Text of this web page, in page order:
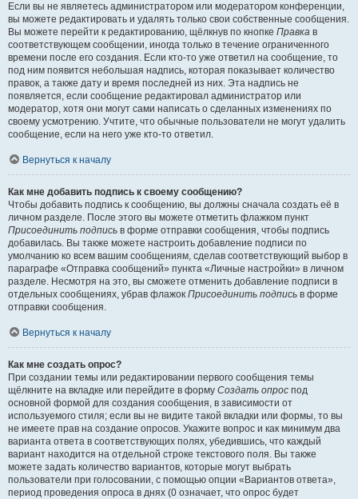
Если вы не являетесь администратором или модератором конференции,
вы можете редактировать и удалять только свои собственные сообщения.
Вы можете перейти к редактированию, щёлкнув по кнопке Правка в
соответствующем сообщении, иногда только в течение ограниченного
времени после его создания. Если кто-то уже ответил на сообщение, то
под ним появится небольшая надпись, которая показывает количество
правок, а также дату и время последней из них. Эта надпись не
появляется, если сообщение редактировал администратор или
модератор, хотя они могут сами написать о сделанных изменениях по
своему усмотрению. Учтите, что обычные пользователи не могут удалить
сообщение, если на него уже кто-то ответил.
Вернуться к началу
Как мне добавить подпись к своему сообщению?
Чтобы добавить подпись к сообщению, вы должны сначала создать её в
личном разделе. После этого вы можете отметить флажком пункт
Присоединить подпись в форме отправки сообщения, чтобы подпись
добавилась. Вы также можете настроить добавление подписи по
умолчанию ко всем вашим сообщениям, сделав соответствующий выбор в
параграфе «Отправка сообщений» пункта «Личные настройки» в личном
разделе. Несмотря на это, вы сможете отменить добавление подписи в
отдельных сообщениях, убрав флажок Присоединить подпись в форме
отправки сообщения.
Вернуться к началу
Как мне создать опрос?
При создании темы или редактировании первого сообщения темы
щёлкните на вкладке или перейдите в форму Создать опрос под
основной формой для создания сообщения, в зависимости от
используемого стиля; если вы не видите такой вкладки или формы, то вы
не имеете прав на создание опросов. Укажите вопрос и как минимум два
варианта ответа в соответствующих полях, убедившись, что каждый
вариант находится на отдельной строке текстового поля. Вы также
можете задать количество вариантов, которые могут выбрать
пользователи при голосовании, с помощью опции «Вариантов ответа»,
период проведения опроса в днях (0 означает, что опрос будет